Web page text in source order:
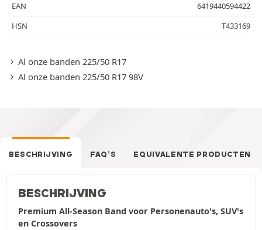
EAN
6419440594422
HSN
T433169
Al onze banden 225/50 R17
Al onze banden 225/50 R17 98V
BESCHRIJVING FAQ’S EQUIVALENTE PRODUCTEN
BESCHRIJVING
Premium All-Season Band voor Personenauto's, SUV's
en Crossovers